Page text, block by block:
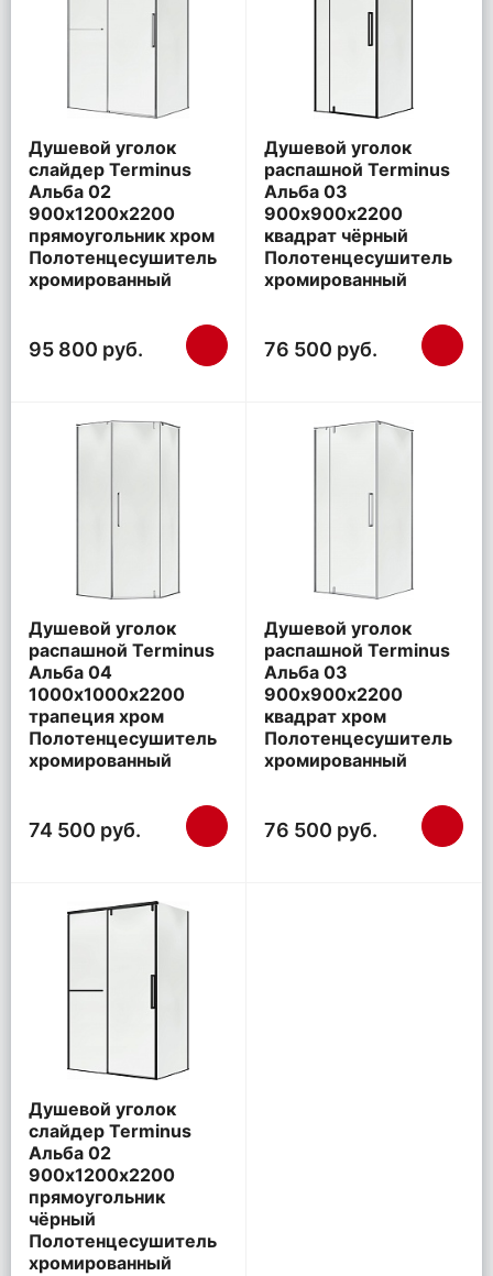
Душевой уголок
слайдер Terminus
Альба 02
900х1200х2200
прямоугольник хром
Полотенцесушитель
хромированный
95 800 руб.
Душевой уголок
распашной Terminus
Альба 03
900х900х2200
квадрат чёрный
Полотенцесушитель
хромированный
76 500 руб.
Душевой уголок
распашной Terminus
Альба 04
1000х1000х2200
трапеция хром
Полотенцесушитель
хромированный
74 500 руб.
Душевой уголок
распашной Terminus
Альба 03
900х900х2200
квадрат хром
Полотенцесушитель
хромированный
76 500 руб.
Душевой уголок
слайдер Terminus
Альба 02
900х1200х2200
прямоугольник
чёрный
Полотенцесушитель
хромированный